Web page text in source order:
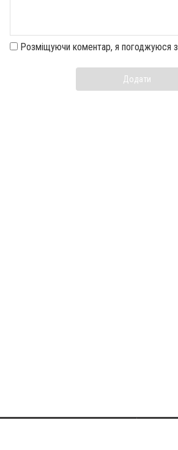
Розміщуючи коментар, я погоджуюся з
Додати